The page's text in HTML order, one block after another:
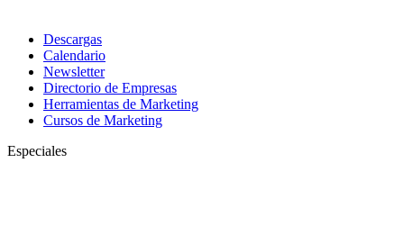
Descargas
Calendario
Newsletter
Directorio de Empresas
Herramientas de Marketing
Cursos de Marketing
Especiales